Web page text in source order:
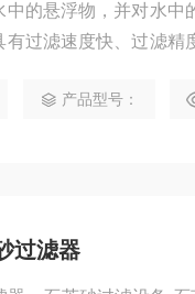
的悬浮物，并对水
过滤速度快、过滤
水的深度处置领域。
产品型号：
过滤器